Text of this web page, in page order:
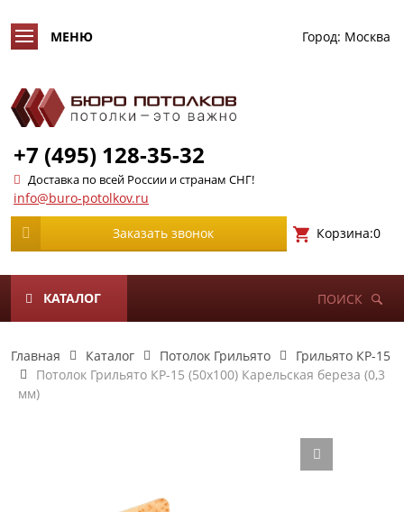
Город: Москва
+7 (495) 128-35-32
Доставка по всей России и странам СНГ!
info@buro-potolkov.ru
Заказать звонок Корзина:0
КАТАЛОГ ПОИСК
Главная Каталог Потолок Грильято
Грильято КР-15
Потолок Грильято КР-15 (50х100) Карельская береза (0,3
мм)